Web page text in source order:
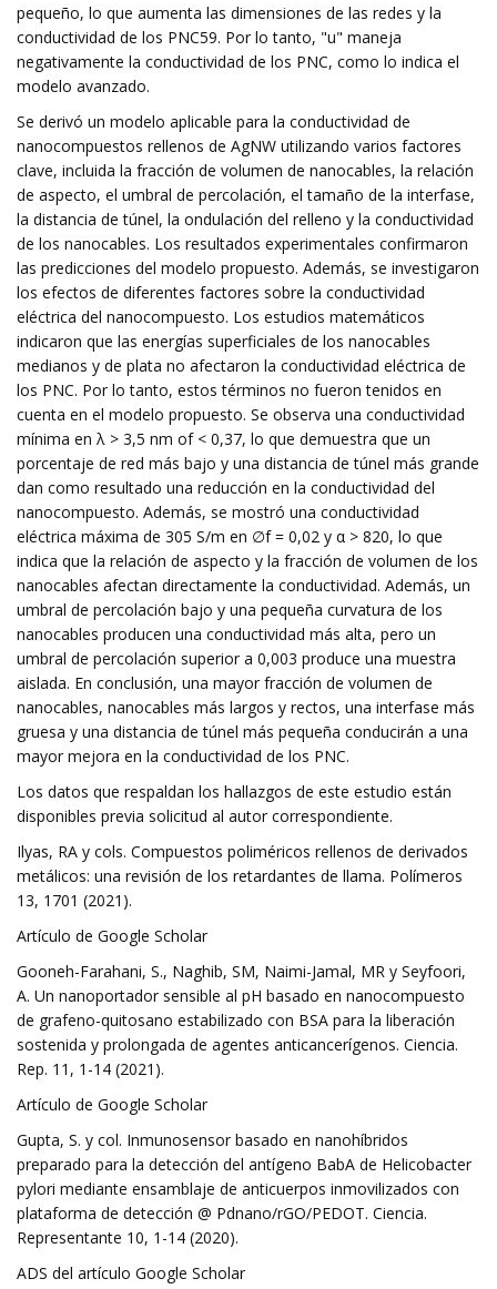
pequeño, lo que aumenta las dimensiones de las redes y la
conductividad de los PNC59. Por lo tanto, "u" maneja
negativamente la conductividad de los PNC, como lo indica el
modelo avanzado.
Se derivó un modelo aplicable para la conductividad de
nanocompuestos rellenos de AgNW utilizando varios factores
clave, incluida la fracción de volumen de nanocables, la relación
de aspecto, el umbral de percolación, el tamaño de la interfase,
la distancia de túnel, la ondulación del relleno y la conductividad
de los nanocables. Los resultados experimentales confirmaron
las predicciones del modelo propuesto. Además, se investigaron
los efectos de diferentes factores sobre la conductividad
eléctrica del nanocompuesto. Los estudios matemáticos
indicaron que las energías superficiales de los nanocables
medianos y de plata no afectaron la conductividad eléctrica de
los PNC. Por lo tanto, estos términos no fueron tenidos en
cuenta en el modelo propuesto. Se observa una conductividad
mínima en λ > 3,5 nm of < 0,37, lo que demuestra que un
porcentaje de red más bajo y una distancia de túnel más grande
dan como resultado una reducción en la conductividad del
nanocompuesto. Además, se mostró una conductividad
eléctrica máxima de 305 S/m en ∅f = 0,02 y α > 820, lo que
indica que la relación de aspecto y la fracción de volumen de los
nanocables afectan directamente la conductividad. Además, un
umbral de percolación bajo y una pequeña curvatura de los
nanocables producen una conductividad más alta, pero un
umbral de percolación superior a 0,003 produce una muestra
aislada. En conclusión, una mayor fracción de volumen de
nanocables, nanocables más largos y rectos, una interfase más
gruesa y una distancia de túnel más pequeña conducirán a una
mayor mejora en la conductividad de los PNC.
Los datos que respaldan los hallazgos de este estudio están
disponibles previa solicitud al autor correspondiente.
Ilyas, RA y cols. Compuestos poliméricos rellenos de derivados
metálicos: una revisión de los retardantes de llama. Polímeros
13, 1701 (2021).
Artículo de Google Scholar
Gooneh-Farahani, S., Naghib, SM, Naimi-Jamal, MR y Seyfoori,
A. Un nanoportador sensible al pH basado en nanocompuesto
de grafeno-quitosano estabilizado con BSA para la liberación
sostenida y prolongada de agentes anticancerígenos. Ciencia.
Rep. 11, 1-14 (2021).
Artículo de Google Scholar
Gupta, S. y col. Inmunosensor basado en nanohíbridos
preparado para la detección del antígeno BabA de Helicobacter
pylori mediante ensamblaje de anticuerpos inmovilizados con
plataforma de detección @ Pdnano/rGO/PEDOT. Ciencia.
Representante 10, 1-14 (2020).
ADS del artículo Google Scholar